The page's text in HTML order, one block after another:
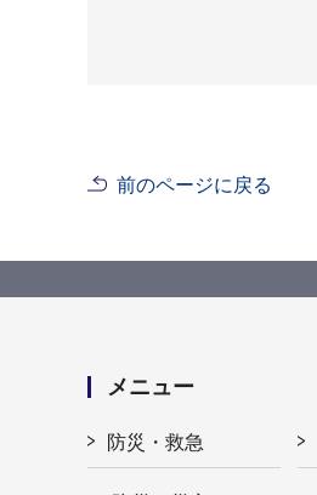
前のページに戻る
メニュー
防災・救急